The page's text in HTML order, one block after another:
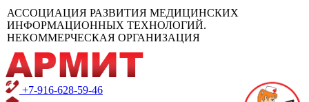
АССОЦИАЦИЯ РАЗВИТИЯ МЕДИЦИНСКИХ
ИНФОРМАЦИОННЫХ ТЕХНОЛОГИЙ.
НЕКОММЕРЧЕСКАЯ ОРГАНИЗАЦИЯ
+7-916-628-59-46